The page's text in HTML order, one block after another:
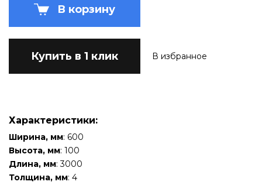
В корзину
Купить в 1 клик В избранное
Характеристики:
Ширина, мм: 600
Высота, мм: 100
Длина, мм: 3000
Толщина, мм: 4